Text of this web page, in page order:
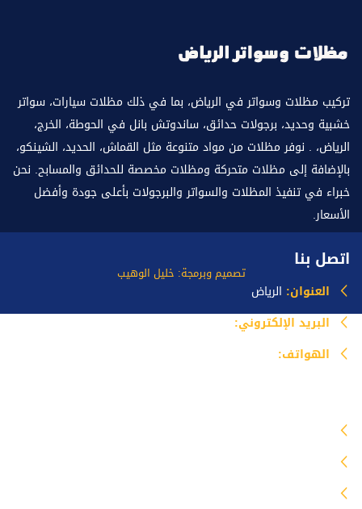
تركيب مظلات وسواتر في الرياض، بما في ذلك مظلات سيارات، سواتر
خشبية وحديد، برجولات حدائق، ساندوتش بانل في الحوطة، الخرج،
الرياض، . نوفر مظلات من مواد متنوعة مثل القماش، الحديد، الشينكو،
بالإضافة إلى مظلات متحركة ومظلات مخصصة للحدائق والمسابح. نحن
خبراء في تنفيذ المظلات والسواتر والبرجولات بأعلى جودة وأفضل
الأسعار.
اتصل بنا
العنوان: الرياض
البريد الإلكتروني:
الهواتف:
تصميم وبرمجة: خليل الوهيب